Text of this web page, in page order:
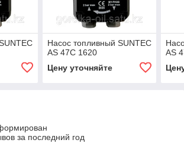
Насос топливный SUNTEC
AS 47C 1620
Цену уточняйте
AS
за последний год